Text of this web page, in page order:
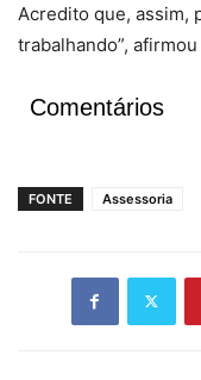
Acredito que, assim,
trabalhando”,
Comentários
FONTE Assessoria